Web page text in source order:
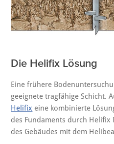
Die Helifix Lösung
Eine frühere
geeignete tragfähige Schicht.
Helifix eine kombinierte
des Fundaments durch
des Gebäudes mit dem